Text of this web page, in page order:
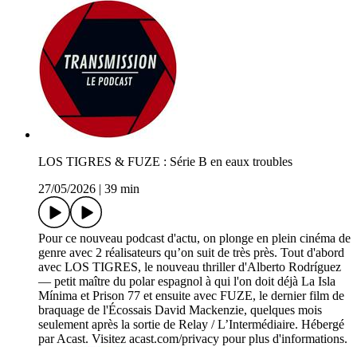
LOS TIGRES & FUZE : Série B en eaux troubles
27/05/2026
39 min
Pour ce nouveau podcast d'actu, on plonge en plein cinéma de
genre avec 2 réalisateurs qu’on suit de très près. Tout d'abord
avec LOS TIGRES, le nouveau thriller d'Alberto Rodríguez
— petit maître du polar espagnol à qui l'on doit déjà La Isla
Mínima et Prison 77 et ensuite avec FUZE, le dernier film de
braquage de l'Écossais David Mackenzie, quelques mois
seulement après la sortie de Relay / L’Intermédiaire. Hébergé
par Acast. Visitez acast.com/privacy pour plus d'informations.